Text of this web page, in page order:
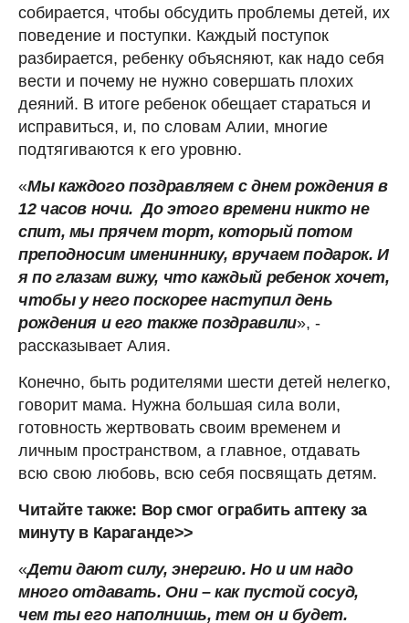
собирается, чтобы обсудить проблемы детей, их
поведение и поступки. Каждый поступок
разбирается, ребенку объясняют, как надо себя
вести и почему не нужно совершать плохих
деяний. В итоге ребенок обещает стараться и
исправиться, и, по словам Алии, многие
подтягиваются к его уровню.
«Мы каждого поздравляем с днем рождения в
12 часов ночи. До этого времени никто не
спит, мы прячем торт, который потом
преподносим имениннику, вручаем подарок. И
я по глазам вижу, что каждый ребенок хочет,
чтобы у него поскорее наступил день
рождения и его также поздравили», -
рассказывает Алия.
Конечно, быть родителями шести детей нелегко,
говорит мама. Нужна большая сила воли,
готовность жертвовать своим временем и
личным пространством, а главное, отдавать
всю свою любовь, всю себя посвящать детям.
Читайте также: Вор смог ограбить аптеку за
минуту в Караганде>>
«Дети дают силу, энергию. Но и им надо
много отдавать. Они – как пустой сосуд,
чем ты его наполнишь, тем он и будет.